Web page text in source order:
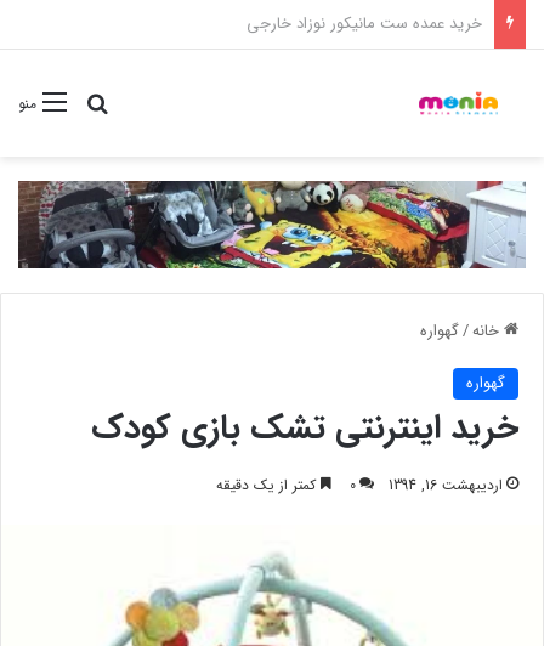
خرید شامپو سر و بدن 500 میل کودک موستلا
منوجستجو
خانه/گهواره
گهواره
خرید اینترنتی تشک بازی کودک
اردیبهشت 16, 1394 0 کمتر از یک دقیقه